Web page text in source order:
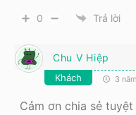
0 Trả lời
Chu V Hiệp
Khách 3
Cảm ơn chia sẻ